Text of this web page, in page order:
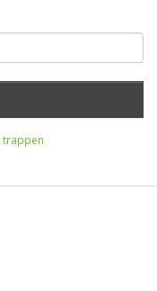
trappen